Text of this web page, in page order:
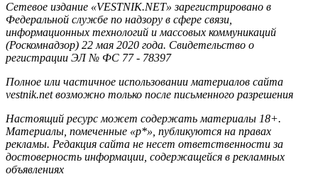
Сетевое издание «VESTNIK.NET» зарегистрировано в
Федеральной службе по надзору в сфере связи,
информационных технологий и массовых коммуникаций
(Роскомнадзор) 22 мая 2020 года. Свидетельство о
регистрации ЭЛ № ФС 77 - 78397
Полное или частичное использовании материалов сайта
vestnik.net возможно только после письменного разрешения
Настоящий ресурс может содержать материалы 18+.
Материалы, помеченные «р*», публикуются на правах
рекламы. Редакция сайта не несет ответственности за
достоверность информации, содержащейся в рекламных
объявлениях